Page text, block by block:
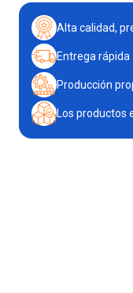
Alta calidad,
Entrega rápida
Producción
Los productos